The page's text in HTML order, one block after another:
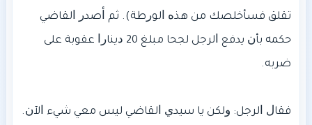
ﺗﻘﻠﻖ ﻓﺴﺄﺧﻠﺼﻚ ﻣﻦ ﻫﺬﻩ ﺍﻟﻮﺭﻃﺔ). ﺛﻢ ﺃﺻﺪﺭ ﺍﻟﻘﺎﺿﻲ
ﺣﻜﻤﻪ ﺑﺄﻥ ﻳﺪﻓﻊ ﺍﻟﺮﺟﻞ ﻟﺠﺤﺎ ﻣﺒﻠﻎ 20 ﺩﻳﻨﺎﺭﺍ ﻋﻘﻮﺑﺔ ﻋﻠﻰ
ﻓﻘﺎﻝ ﺍﻟﺮﺟﻞ: ﻭﻟﻜﻦ ﻳﺎ ﺳﻴﺪﻱ ﺍﻟﻘﺎﺿﻲ ﻟﻴﺲ ﻣﻌﻲ شيء ﺍﻵﻥ.